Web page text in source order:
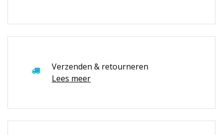
Verzenden & retourneren
Lees meer